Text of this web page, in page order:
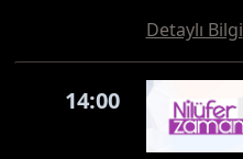
Detaylı Bilgi
14:00